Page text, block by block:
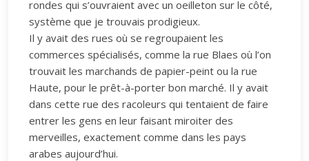
rondes qui s’ouvraient avec un oeilleton sur le côté,
système que je trouvais prodigieux.
Il y avait des rues où se regroupaient les
commerces spécialisés, comme la rue Blaes où l’on
trouvait les marchands de papier-peint ou la rue
Haute, pour le prêt-à-porter bon marché. Il y avait
dans cette rue des racoleurs qui tentaient de faire
entrer les gens en leur faisant miroiter des
merveilles, exactement comme dans les pays
arabes aujourd’hui.